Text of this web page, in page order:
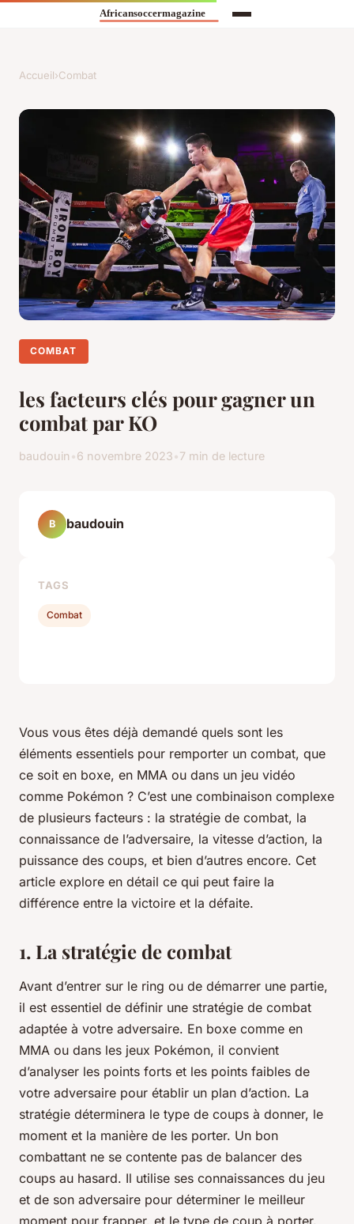
Accueil›Combat
COMBAT
les facteurs clés pour gagner un
combat par KO
baudouin •6 novembre 2023•7 min de lecture
Vous vous êtes déjà demandé quels sont les
éléments essentiels pour remporter un combat, que
ce soit en boxe, en MMA ou dans un jeu vidéo
comme Pokémon ? C’est une combinaison complexe
de plusieurs facteurs : la stratégie de combat, la
connaissance de l’adversaire, la vitesse d’action, la
puissance des coups, et bien d’autres encore. Cet
article explore en détail ce qui peut faire la
différence entre la victoire et la défaite.
1. La stratégie de combat
Avant d’entrer sur le ring ou de démarrer une partie,
il est essentiel de définir une stratégie de combat
adaptée à votre adversaire. En boxe comme en
MMA ou dans les jeux Pokémon, il convient
d’analyser les points forts et les points faibles de
votre adversaire pour établir un plan d’action. La
stratégie déterminera le type de coups à donner, le
moment et la manière de les porter. Un bon
combattant ne se contente pas de balancer des
coups au hasard. Il utilise ses connaissances du jeu
et de son adversaire pour déterminer le meilleur
B baudouin
TAGS
Combat